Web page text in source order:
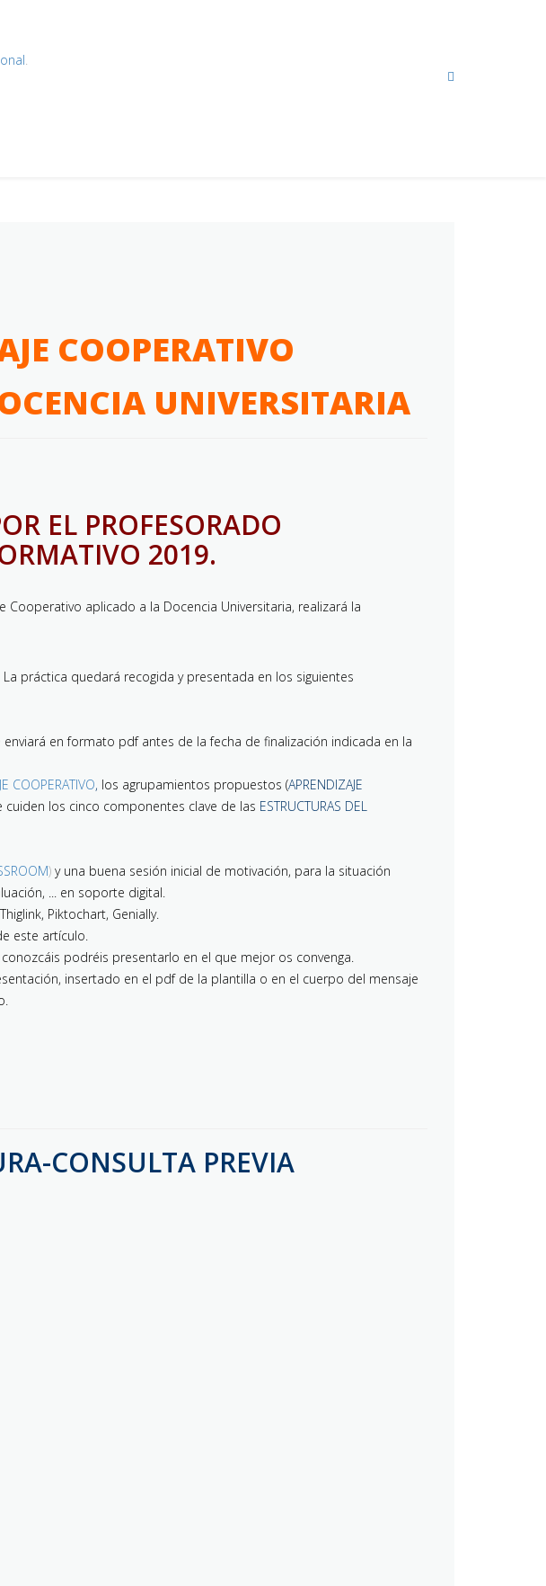
.
COOPERATIVO
UNIVERSITARIA
EL PROFESORADO
2019.
aplicado a la Docencia Universitaria, realizará la
práctica quedará recogida y presentada en los siguientes
en formato pdf antes de la fecha de finalización indicada en la
COOPERATIVO, los agrupamientos propuestos (APRENDIZAJE
los cinco componentes clave de las ESTRUCTURAS DEL
) y una buena sesión inicial de motivación, para la situación
... en soporte digital.
Piktochart, Genially.
este artículo.
podréis presentarlo en el que mejor os convenga.
insertado en el pdf de la plantilla o en el cuerpo del mensaje
CONSULTA PREVIA